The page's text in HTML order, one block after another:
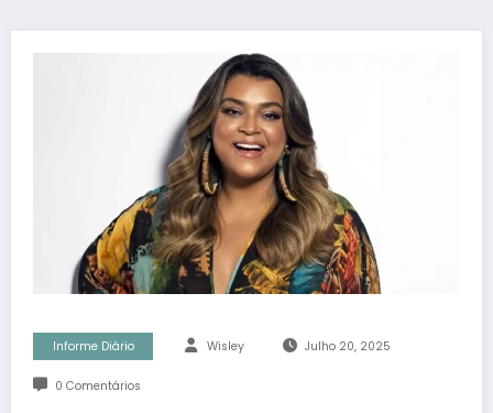
Informe Diário Wisley Julho 20, 2025
0 Comentários